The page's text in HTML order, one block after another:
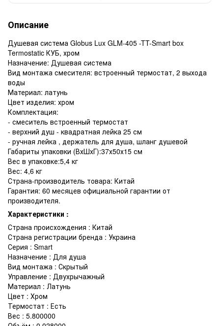
Описание
Душевая система Globus Lux GLM-405 -TT-Smart box
Termostatic КУБ, хром
Назначение: Душевая система
Вид монтажа смесителя: встроенный термостат, 2 выхода
воды
Материал: латунь
Цвет изделия: хром
Комплектация:
- смеситель встроенный термостат
- верхний душ - квадратная лейка 25 см
- ручная лейка , держатель для душа, шланг душевой
Габариты упаковки (ВхШхГ):37х50х15 см
Вес в упаковке:5,4 кг
Вес: 4,6 кг
Страна-производитель товара: Китай
Гарантия: 60 месяцев официальной гарантии от
производителя.
Характеристики :
Страна происхождения : Китай
Страна регистрации бренда : Украина
Серия : Smart
Назначение : Для душа
Вид монтажа : Скрытый
Управление : Двухрычажный
Материал : Латунь
Цвет : Хром
Термостат : Есть
Вес : 5.800000